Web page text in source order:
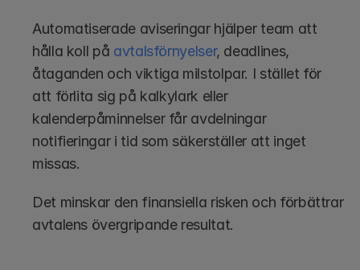
Automatiserade aviseringar hjälper team att
hålla koll på avtalsförnyelser, deadlines,
åtaganden och viktiga milstolpar. I stället för
att förlita sig på kalkylark eller
kalenderpåminnelser får avdelningar
notifieringar i tid som säkerställer att inget
missas.
Det minskar den finansiella risken och förbättrar
avtalens övergripande resultat.